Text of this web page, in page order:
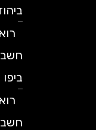
ביהוד
רואה
חשבון
רואה
חשבון